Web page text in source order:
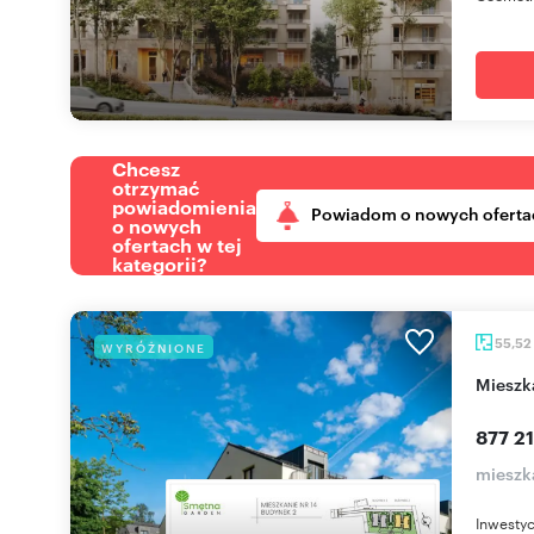
Chcesz
otrzymać
powiadomienia
o nowych
ofertach w tej
kategorii?
Powiadom o nowych
WYRÓŻNIONE 55,52
877